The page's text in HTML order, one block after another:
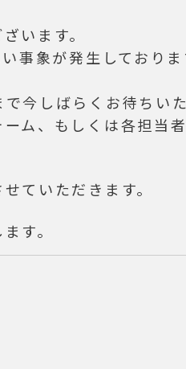
います。
事象が発生しておりま
今しばらくお待ちい
ム、もしくは各担当
ていただきます。
す。